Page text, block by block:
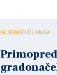
SLJEDEĆI ČLANAK